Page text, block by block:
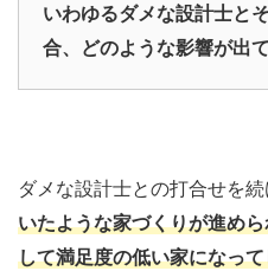
いわゆるダメな設計士と
合、どのような影響が出
ダメな設計士との打合せを続
いたような家づくりが進め
して満足度の低い家になっ